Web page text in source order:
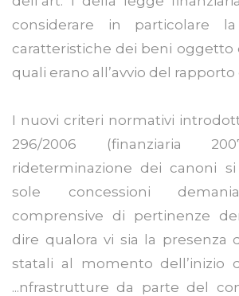
considerare in particolare
caratteristiche dei beni oggetto
quali erano all’avvio del
I nuovi criteri normativi
296/2006 (finanziaria
rideterminazione dei canoni
sole concessioni
comprensive di pertinenze
dire qualora vi sia la presenza
statali al momento dell’inizio
...nfrastrutture da parte del